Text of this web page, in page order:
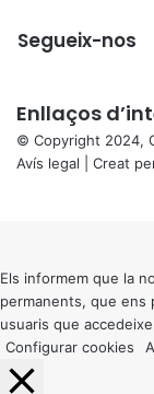
Segueix-nos
Enllaços
© Copyright 2024,
Avís legal | Creat
button
Els informem que la
permanents, que ens
usuaris que
Configurar cookies